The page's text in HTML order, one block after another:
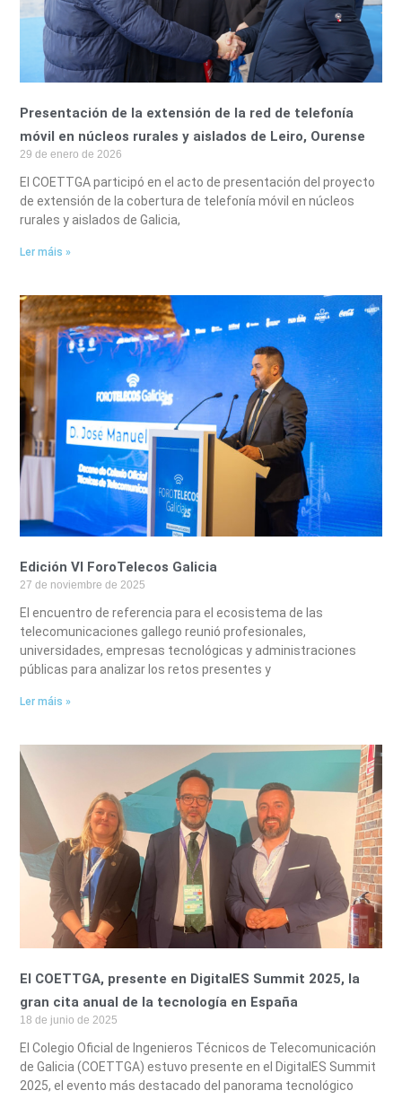
Presentación de la extensión de la red de telefonía
móvil en núcleos rurales y aislados de Leiro, Ourense
29 de enero de 2026
El COETTGA participó en el acto de presentación del proyecto
de extensión de la cobertura de telefonía móvil en núcleos
rurales y aislados de Galicia,
Ler máis »
Edición VI ForoTelecos Galicia
27 de noviembre de 2025
El encuentro de referencia para el ecosistema de las
telecomunicaciones gallego reunió profesionales,
universidades, empresas tecnológicas y administraciones
públicas para analizar los retos presentes y
Ler máis »
El COETTGA, presente en DigitalES Summit 2025, la
gran cita anual de la tecnología en España
18 de junio de 2025
El Colegio Oficial de Ingenieros Técnicos de Telecomunicación
de Galicia (COETTGA) estuvo presente en el DigitalES Summit
2025, el evento más destacado del panorama tecnológico